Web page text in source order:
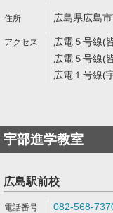
広島県広島
広電５号線(
広電５号線(
広電１号線(
宇部進学教室
広島駅前校
082-568-